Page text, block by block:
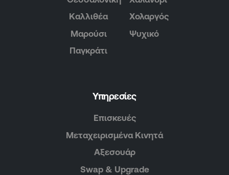
Καλλιθέα
Μαρούσι
Παγκράτι
Χολαργός
Ψυχικό
Υπηρεσίες
Επισκευές
Μεταχειρισμένα Κινητά
Αξεσουάρ
Swap & Upgrade